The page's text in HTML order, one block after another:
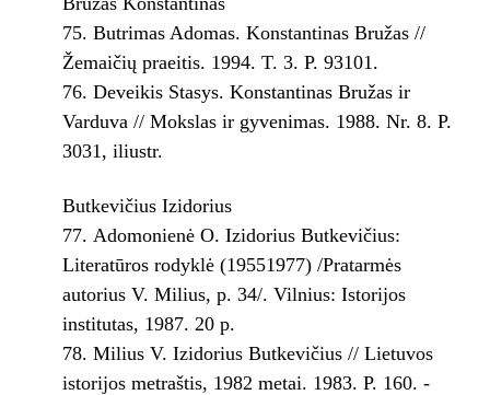
Butrimas Adomas. Konstantinas Bružas //
Žemaičių praeitis. 1994. T. 3. P. 93­101.
Deveikis Stasys. Konstantinas Bružas ir
Varduva // Mokslas ir gyvenimas. 1988. Nr. 8. P.
30­31, iliustr.
Butkevičius Izidorius
Adomonienė O. Izidorius Butkevičius:
Literatūros rodyklė (1955­1977) /Pratarmės
autorius V. Milius, p. 3­4/. Vilnius: Istorijos
institutas, 1987. 20 p.
Milius V. Izidorius Butkevičius // Lietuvos
istorijos metraštis, 1982 metai. 1983. P. 160. ­